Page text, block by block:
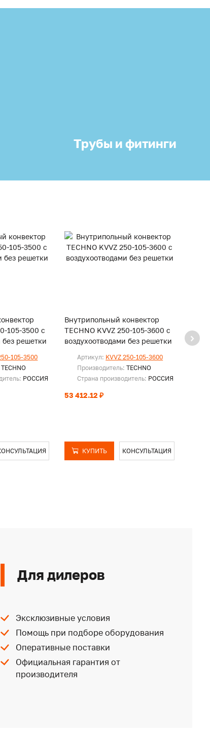
Трубы и фитинги
105-3500 с
без решетки
105-3500
TECHNO
РОССИЯ
Внутрипольный конвектор
TECHNO KVVZ 250-105-3600 с
воздухоотводами без решетки
Артикул: KVVZ 250-105-3600
Производитель:TECHNO
Страна производитель: РОССИЯ
53 412.12 ₽
КУПИТЬ КОНСУЛЬТАЦИЯ
Для дилеров
Эксклюзивные условия
Помощь при подборе оборудования
Оперативные поставки
Официальная гарантия от
производителя